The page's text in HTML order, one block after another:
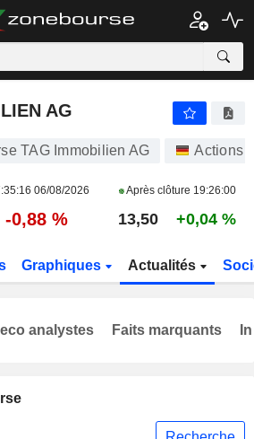
AG
TAG Immobilien AG Actions
06/08/2026 Après clôture 19:26:00
-0,88 % 13,50 +0,04 %
Graphiques Actualités
analystes Faits marquants